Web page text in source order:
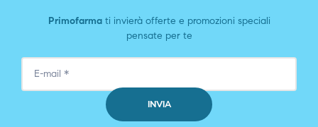
Primofarmati invierà offerte e promozioni speciali
pensate per te